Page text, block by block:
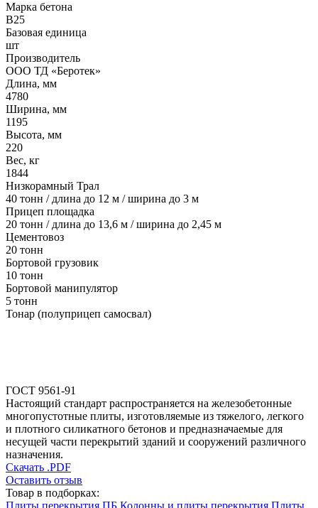
Марка бетона
B25
Базовая единица
шт
Производитель
ООО ТД «Беротек»
Длина, мм
4780
Ширина, мм
1195
Высота, мм
220
Вес, кг
1844
Низкорамный Трал
40 тонн / длина до 12 м / ширина до 3 м
Прицеп площадка
20 тонн / длина до 13,6 м / ширина до 2,45 м
Цементовоз
20 тонн
Бортовой грузовик
10 тонн
Бортовой манипулятор
5 тонн
Тонар (полуприцеп самосвал)
ГОСТ 9561-91
Настоящий стандарт распространяется на железобетонные
многопустотные плиты, изготовляемые из тяжелого, легкого
и плотного силикатного бетонов и предназначаемые для
несущей части перекрытий зданий и сооружений различного
назначения.
Скачать .PDF
Оставить отзыв
Товар в подборках: